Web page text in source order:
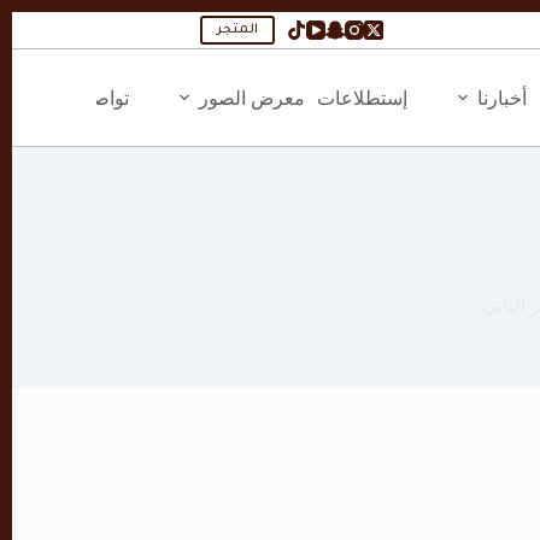
المتجر
أخبارنا إستطلاعات معرض الصور تواصل معنا